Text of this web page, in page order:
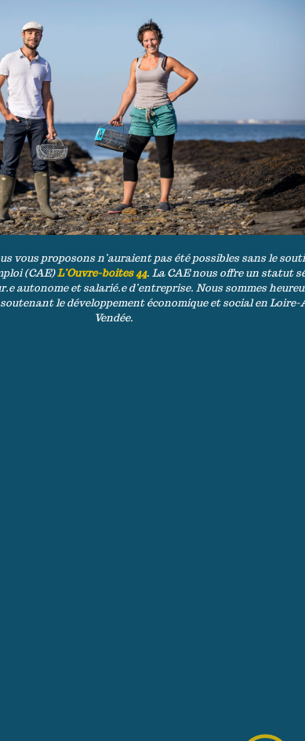
vous proposons n’auraient pas été possibles sans le
(CAE)L’Ouvre-boites 44. La CAE nous offre un statut
autonome et salarié.e d’entreprise. Nous sommes
le développement économique et social en
Vendée.